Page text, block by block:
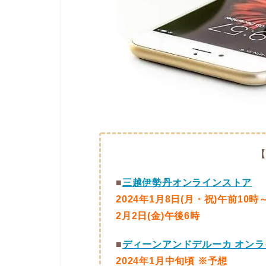
■三越伊勢丹オンラインストア
2024年1月8日(月・祝)午前10時
2月2日(金)午後6時
■ディーンアンドデルーカ オン
2024年1月中旬頃 ※予想